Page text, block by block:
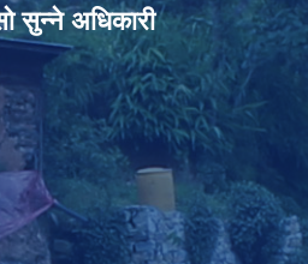
सुन्ने अधिकारी